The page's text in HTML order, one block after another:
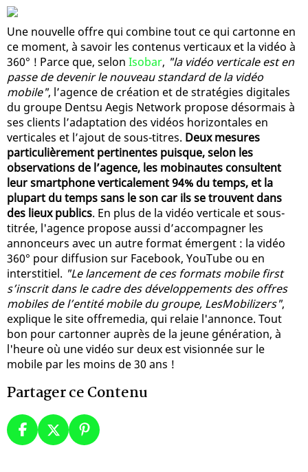
Une nouvelle offre qui combine tout ce qui cartonne en
ce moment, à savoir les contenus verticaux et la vidéo à
360° ! Parce que, selon Isobar, "la vidéo verticale est en
passe de devenir le nouveau standard de la vidéo
mobile", l’agence de création et de stratégies digitales
du groupe Dentsu Aegis Network propose désormais à
ses clients l’adaptation des vidéos horizontales en
verticales et l’ajout de sous-titres. Deux mesures
particulièrement pertinentes puisque, selon les
observations de l’agence, les mobinautes consultent
leur smartphone verticalement 94% du temps, et la
plupart du temps sans le son car ils se trouvent dans
des lieux publics. En plus de la vidéo verticale et sous-
titrée, l'agence propose aussi d’accompagner les
annonceurs avec un autre format émergent : la vidéo
360° pour diffusion sur Facebook, YouTube ou en
interstitiel. "Le lancement de ces formats mobile first
s’inscrit dans le cadre des développements des offres
mobiles de l’entité mobile du groupe, LesMobilizers",
explique le site offremedia, qui relaie l'annonce. Tout
bon pour cartonner auprès de la jeune génération, à
l'heure où une vidéo sur deux est visionnée sur le
mobile par les moins de 30 ans !
Partager ce Contenu